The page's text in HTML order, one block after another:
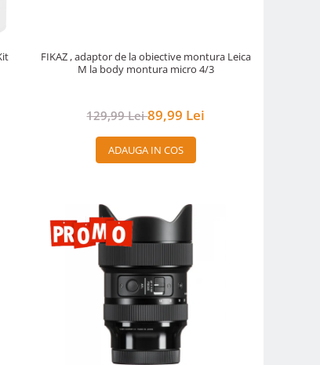
FIKAZ , adaptor de la obiective montura Leica
M la body montura micro 4/3
129,99 Lei89,99 Lei
ADAUGA IN COS